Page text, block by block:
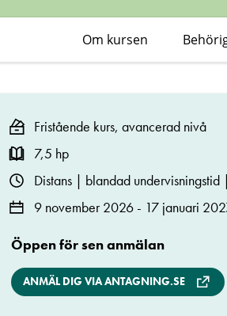
Om kursen
Fristående kurs, avancerad nivå
7,5 hp
Distans | blandad
9 november 2026 - 17 januari
Öppen för sen anmälan
ANMÄL DIG VIA ANTAGNING.SE